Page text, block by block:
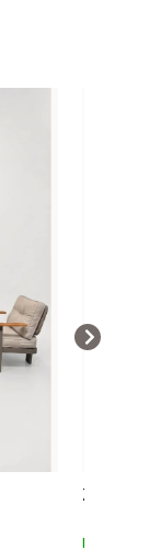
Záhradná
Na dopyt